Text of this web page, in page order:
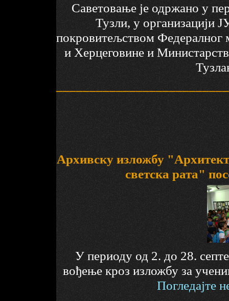
Саветовање је одржано у
Тузли, у организацији
покровитељством Федералног
и Херцеговине и
Архивску изложбу
светска рата"
У периоду од 2. до 28.
вођење кроз изложбу за
Погледајте